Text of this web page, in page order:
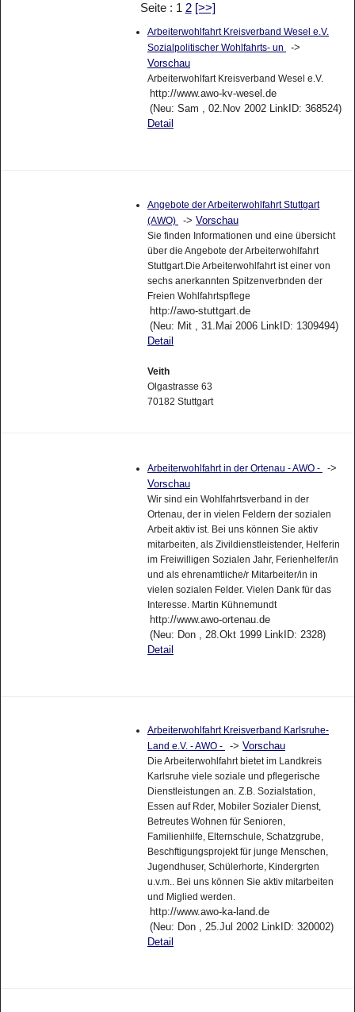
Seite : 1 2 [>>]
Arbeiterwohlfahrt Kreisverband Wesel e.V.
Sozialpolitischer Wohlfahrts- un
->
Vorschau
Arbeiterwohlfart Kreisverband Wesel e.V.
http://www.awo-kv-wesel.de
(Neu: Sam , 02.Nov 2002 LinkID: 368524)
Detail
Angebote der Arbeiterwohlfahrt Stuttgart
(AWO)
-> Vorschau
Sie finden Informationen und eine übersicht
über die Angebote der Arbeiterwohlfahrt
Stuttgart.Die Arbeiterwohlfahrt ist einer von
sechs anerkannten Spitzenverbnden der
Freien Wohlfahrtspflege
http://awo-stuttgart.de
(Neu: Mit , 31.Mai 2006 LinkID: 1309494)
Detail
Veith
Olgastrasse 63
70182 Stuttgart
Arbeiterwohlfahrt in der Ortenau - AWO -
->
Vorschau
Wir sind ein Wohlfahrtsverband in der
Ortenau, der in vielen Feldern der sozialen
Arbeit aktiv ist. Bei uns können Sie aktiv
mitarbeiten, als Zivildienstleistender, Helferin
im Freiwilligen Sozialen Jahr, Ferienhelfer/in
und als ehrenamtliche/r Mitarbeiter/in in
vielen sozialen Felder. Vielen Dank für das
Interesse. Martin Kühnemundt
http://www.awo-ortenau.de
(Neu: Don , 28.Okt 1999 LinkID: 2328)
Detail
Arbeiterwohlfahrt Kreisverband Karlsruhe-
Land e.V. - AWO -
-> Vorschau
Die Arbeiterwohlfahrt bietet im Landkreis
Karlsruhe viele soziale und pflegerische
Dienstleistungen an. Z.B. Sozialstation,
Essen auf Rder, Mobiler Sozialer Dienst,
Betreutes Wohnen für Senioren,
Familienhilfe, Elternschule, Schatzgrube,
Beschftigungsprojekt für junge Menschen,
Jugendhuser, Schülerhorte, Kindergrten
u.v.m.. Bei uns können Sie aktiv mitarbeiten
und Miglied werden.
http://www.awo-ka-land.de
(Neu: Don , 25.Jul 2002 LinkID: 320002)
Detail